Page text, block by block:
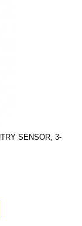
SENSOR, 3-